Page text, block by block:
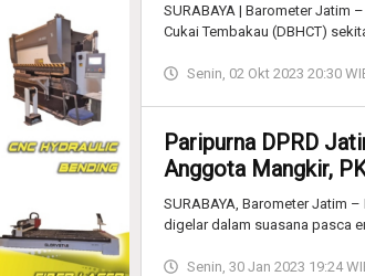
SURABAYA | Barometer Jatim
Cukai Tembakau (DBHCT)
Senin, 02 Okt 2023 20:30
Paripurna DPRD
Anggota Mangkir,
SURABAYA, Barometer Jatim
digelar dalam suasana pasca
Senin, 30 Jan 2023 19:24